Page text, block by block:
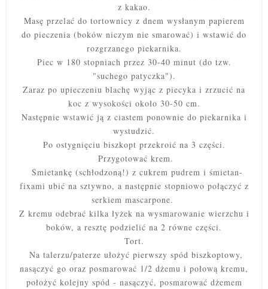
z kakao.
Masę przelać do tortownicy z dnem wysłanym papierem
do pieczenia (boków niczym nie smarować) i wstawić do
rozgrzanego piekarnika.
Piec w 180 stopniach przez 30-40 minut (do tzw.
"suchego patyczka").
Zaraz po upieczeniu blachę wyjąc z piecyka i zrzucić na
koc z wysokości około 30-50 cm.
Następnie wstawić ją z ciastem ponownie do piekarnika i
wystudzić.
Po ostygnięciu biszkopt przekroić na 3 części.
Przygotować krem.
Śmietankę (schłodzoną!) z cukrem pudrem i śmietan-
fixami ubić na sztywno, a następnie stopniowo połączyć z
serkiem mascarpone.
Z kremu odebrać kilka łyżek na wysmarowanie wierzchu i
boków, a resztę podzielić na 2 równe części.
Tort.
Na talerzu/paterze ułożyć pierwszy spód biszkoptowy,
nasączyć go oraz posmarować 1/2 dżemu i połową kremu,
położyć kolejny spód - nasączyć, posmarować dżemem